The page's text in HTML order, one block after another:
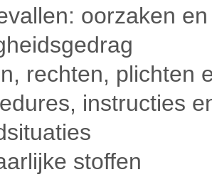
oorzaken
rechten, plichten
instructies
stoffen